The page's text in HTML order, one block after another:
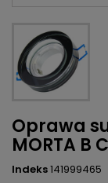
Oprawa
MORTA B
Indeks141999465